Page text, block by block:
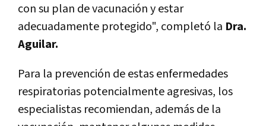
con su plan de vacunación y estar
adecuadamente protegido", completó la Dra.
Aguilar.
Para la prevención de estas enfermedades
respiratorias potencialmente agresivas, los
especialistas recomiendan, además de la